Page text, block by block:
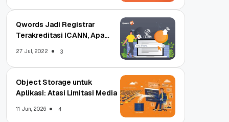
Qwords Jadi Registrar
Terakreditasi ICANN, Apa
27 Jul, 2022 3
Object Storage untuk
Aplikasi: Atasi Limitasi Media
11 Jun, 2026 4